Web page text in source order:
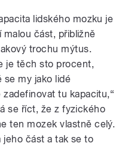
lidského mozku je
malou část, přibližně
trochu mýtus.
je těch sto procent,
se my jako lidé
tu kapacitu,“
se říct, že z fyzického
ten mozek vlastně celý.
jeho část a tak se to